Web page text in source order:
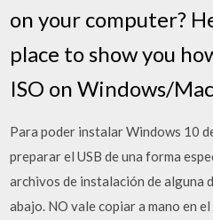
on your computer?
place to show you
ISO on Windows/
Para poder instalar Windows 10
preparar el USB de una forma
archivos de instalación de alguna
abajo. NO vale copiar a mano en